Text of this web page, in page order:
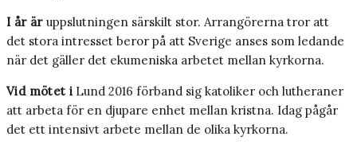
I år äruppslutningen särskilt stor. Arrangörerna tror att
det stora intresset beror på att Sverige anses som ledande
när det gäller det ekumeniska arbetet mellan kyrkorna.
Vid mötet i Lund 2016 förband sig katoliker och lutheraner
att arbeta för en djupare enhet mellan kristna. Idag pågår
det ett intensivt arbete mellan de olika kyrkorna.